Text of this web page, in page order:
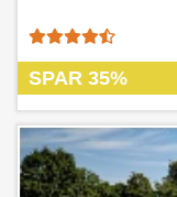
SPAR 35%